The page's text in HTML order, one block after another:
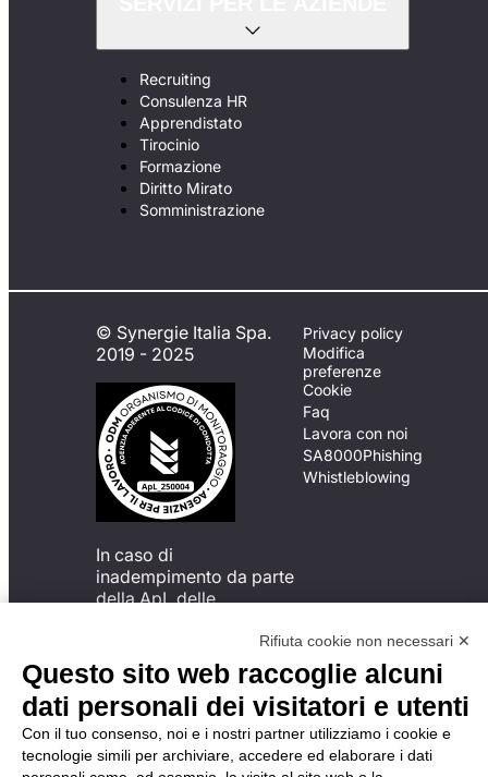
Recruiting
Consulenza HR
Apprendistato
Tirocinio
Formazione
Diritto Mirato
Somministrazione
© Synergie Italia Spa.
2019 - 2025
In caso di
inadempimento da parte
della ApL delle
del Codice di Condotta, è
possibile presentare un
reclamo
all’Organismo di
Monitoraggio utilizzando
una delle modalità
descritte al seguente
Privacy policy
Modifica
preferenze
Cookie
Faq
Lavora con noi
SA8000Phishing
Whistleblowing
Rifiuta cookie non necessari ✕
Questo sito web raccoglie alcuni
dati personali dei visitatori e utenti
Con il tuo consenso, noi e i nostri partner utilizziamo i cookie e
tecnologie simili per archiviare, accedere ed elaborare i dati